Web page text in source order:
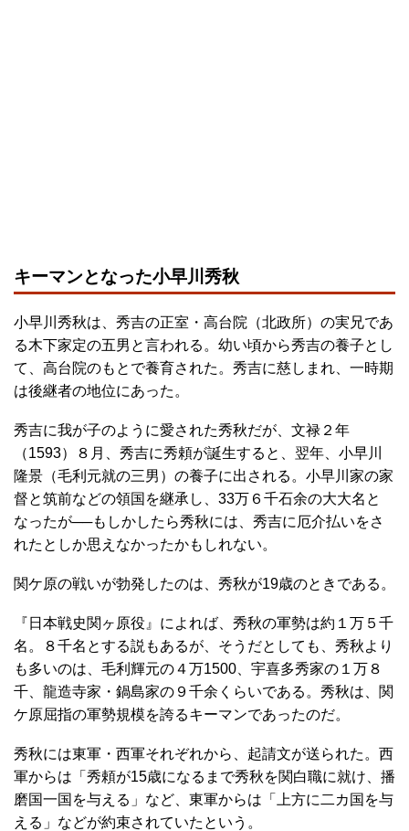
キーマンとなった小早川秀秋
小早川秀秋は、秀吉の正室・高台院（北政所）の実兄であ
る木下家定の五男と言われる。幼い頃から秀吉の養子とし
て、高台院のもとで養育された。秀吉に慈しまれ、一時期
は後継者の地位にあった。
秀吉に我が子のように愛された秀秋だが、文禄２年
（1593）８月、秀吉に秀頼が誕生すると、翌年、小早川
隆景（毛利元就の三男）の養子に出される。小早川家の家
督と筑前などの領国を継承し、33万６千石余の大大名と
なったが──もしかしたら秀秋には、秀吉に厄介払いをさ
れたとしか思えなかったかもしれない。
関ケ原の戦いが勃発したのは、秀秋が19歳のときである。
『日本戦史関ヶ原役』によれば、秀秋の軍勢は約１万５千
名。８千名とする説もあるが、そうだとしても、秀秋より
も多いのは、毛利輝元の４万1500、宇喜多秀家の１万８
千、龍造寺家・鍋島家の９千余くらいである。秀秋は、関
ケ原屈指の軍勢規模を誇るキーマンであったのだ。
秀秋には東軍・西軍それぞれから、起請文が送られた。西
軍からは「秀頼が15歳になるまで秀秋を関白職に就け、播
磨国一国を与える」など、東軍からは「上方に二カ国を与
える」などが約束されていたという。